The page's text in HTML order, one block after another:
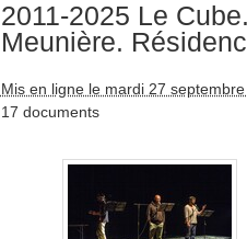
2011-2025 Le
Meunière.
Mis en ligne le mardi 27
17 documents